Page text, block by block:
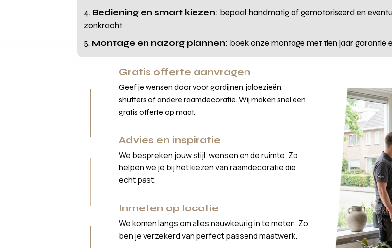
Bediening en smart kiezen: bepaal handmatig of gemotoriseerd en
zonkracht
Montage en nazorg plannen: boek onze montage met tien jaar garantie
Gratis offerte aanvragen
Geef je wensen door voor gordijnen, jaloezieën,
shutters of andere raamdecoratie. Wij maken snel een
gratis offerte op maat.
Advies en inspiratie
We bespreken jouw stijl, wensen en de ruimte. Zo
helpen we je bij het kiezen van raamdecoratie die
echt past.
Inmeten op locatie
We komen langs om alles nauwkeurig in te meten. Zo
ben je verzekerd van perfect passend maatwerk.